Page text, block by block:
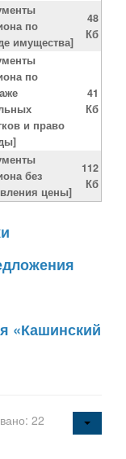
по
имущества]
48
Кб
по
и право
41
Кб
без
цены]
112
Кб
«Кашинский
22